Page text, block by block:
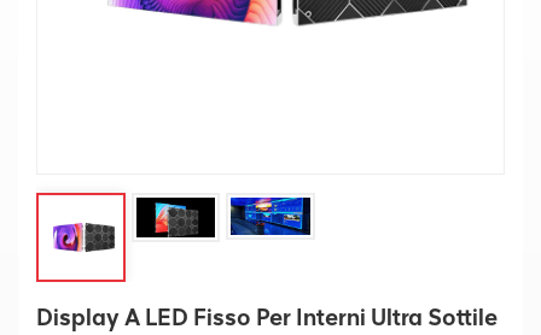
Display A LED Fisso Per Interni Ultra Sottile